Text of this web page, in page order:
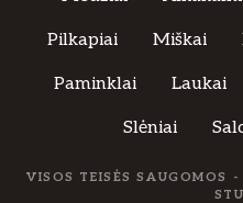
Pilkapiai Miškai
Paminklai Laukai
Slėniai
VISOS TEISĖS SAUGOMOS